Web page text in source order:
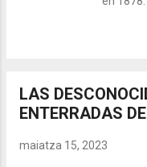
Cuando
realiza
LAS
ENTERRADAS
maiatza 15, 2023